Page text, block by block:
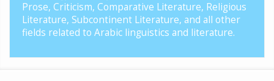
Prose, Criticism, Comparative Literature, Religious
Literature, Subcontinent Literature, and all other
fields related to Arabic linguistics and literature.